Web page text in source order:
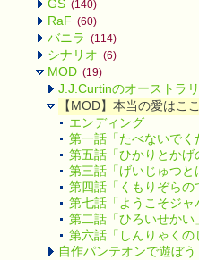
GS (140)
RaF (60)
バニラ (114)
シナリオ (6)
MOD (19)
J.J.Curtinのオーストラ
【MOD】本当の愛はこ
エンディング
第一話「たべないでく
第五話「ひかりとかげ
第三話「げいじゅつ
第四話「くもりぞらの
第七話「ようこそジャ
第二話「ひろいせかい」
第六話「しんりゃくの
自作パンテオンで遊ぼ